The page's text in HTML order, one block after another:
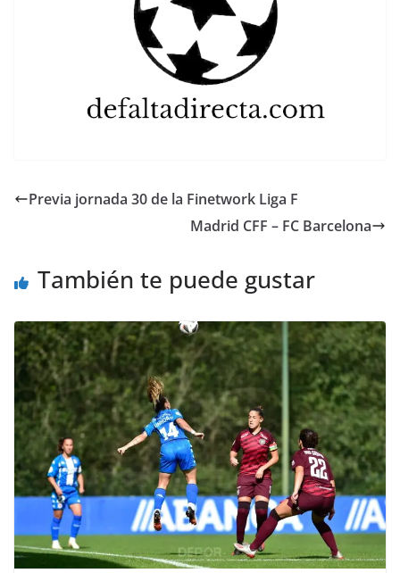
Previa jornada 30 de la Finetwork Liga F
Madrid CFF – FC Barcelona
También te puede gustar